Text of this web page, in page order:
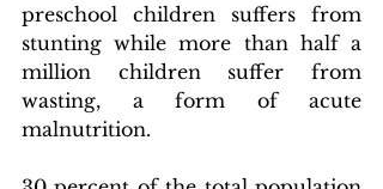
preschool children suffers from
stunting while more than half a
million children suffer from
wasting, a form of acute
malnutrition.